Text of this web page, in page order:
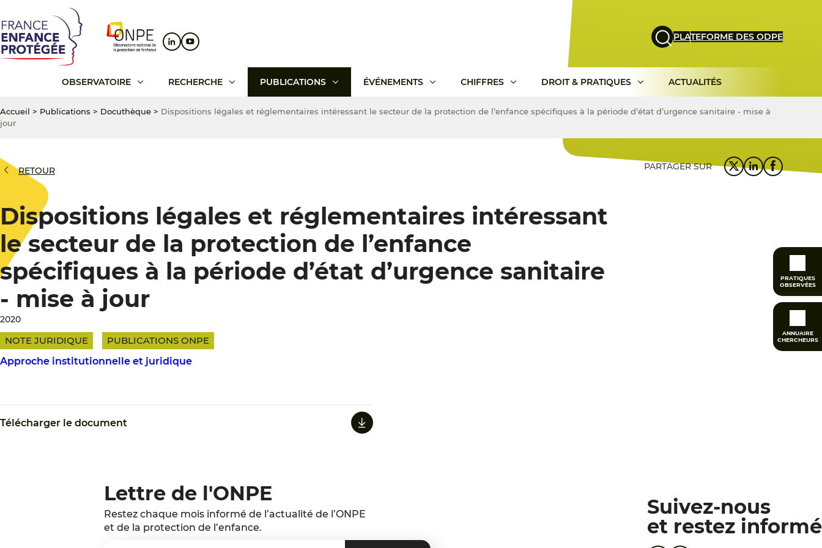
au
contenu
principal
au
menu
principal
au
pied
de
page
PLATEFORME DES ODPE
OBSERVATOIRE RECHERCHE PUBLICATIONS ÉVÉNEMENTS CHIFFRES DROIT & PRATIQUES ACTUALITÉS
PRATIQUES
OBSERVÉES
ANNUAIRE
CHERCHEURS
Accueil > Publications > Docuthèque > Dispositions légales et réglementaires intéressant le secteur de la protection de l’enfance spécifiques à la période d’état d’urgence sanitaire - mise à
jour
RETOUR PARTAGER SUR
Dispositions légales et réglementaires intéressant
le secteur de la protection de l’enfance
spécifiques à la période d’état d’urgence sanitaire
- mise à jour
2020
NOTE JURIDIQUE
PUBLICATIONS ONPE
Approche institutionnelle et juridique
Télécharger le document
Lettre de l'ONPE
Restez chaque mois informé de l’actualité de l’ONPE
et de la protection de l’enfance.
Suivez-nous
et restez informé